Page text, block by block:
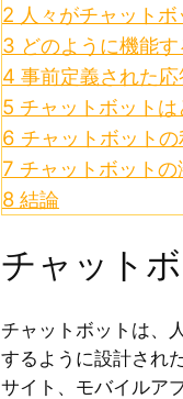
2 人々がチャット
3 どのように機能す
4 事前定義された
5 チャットボット
6 チャットボット
7 チャットボット
8 結論
チャット
チャットボットは、
するように設計され
サイト、モバイルア